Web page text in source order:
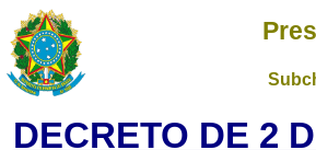
DECRETO DE 2